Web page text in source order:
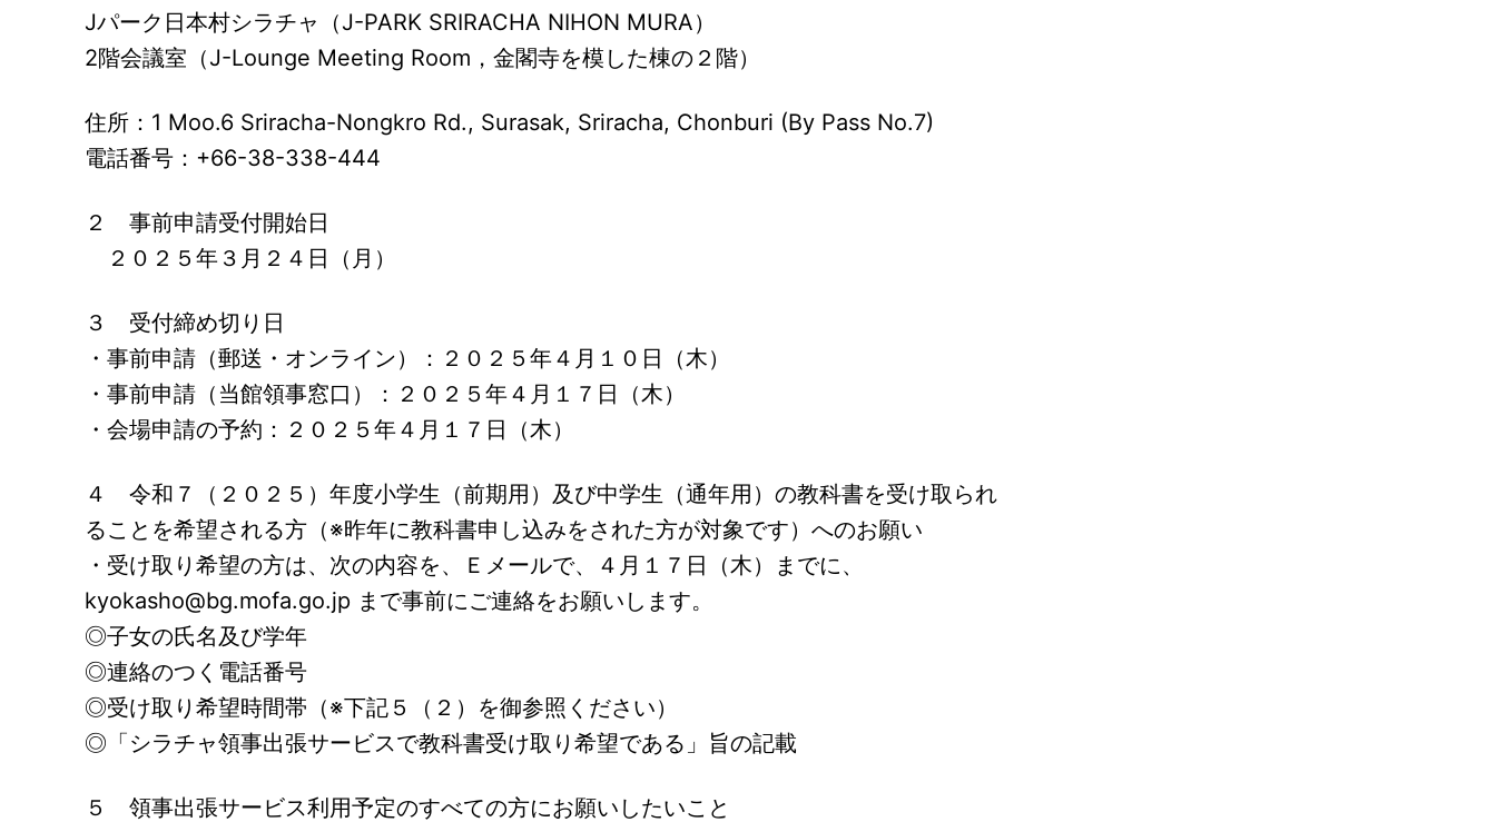
Jパーク日本村シラチャ（J-PARK SRIRACHA NIHON MURA）
2階会議室（J-Lounge Meeting Room，金閣寺を模した棟の２階）
住所：1 Moo.6 Sriracha-Nongkro Rd., Surasak, Sriracha, Chonburi (By Pass No.7)
電話番号：+66-38-338-444
２ 事前申請受付開始日
２０２５年３月２４日（月）
３ 受付締め切り日
・事前申請（郵送・オンライン）：２０２５年４月１０日（木）
・事前申請（当館領事窓口）：２０２５年４月１７日（木）
・会場申請の予約：２０２５年４月１７日（木）
４ 令和７（２０２５）年度小学生（前期用）及び中学生（通年用）の教科書を受け取られ
ることを希望される方（※昨年に教科書申し込みをされた方が対象です）へのお願い
・受け取り希望の方は、次の内容を、Ｅメールで、４月１７日（木）までに、
kyokasho@bg.mofa.go.jp まで事前にご連絡をお願いします。
◎子女の氏名及び学年
◎連絡のつく電話番号
◎受け取り希望時間帯（※下記５（２）を御参照ください）
◎「シラチャ領事出張サービスで教科書受け取り希望である」旨の記載
５ 領事出張サービス利用予定のすべての方にお願いしたいこと